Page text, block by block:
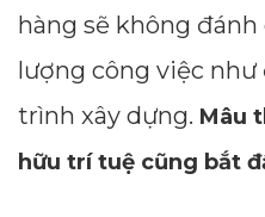
hàng sẽ không
lượng công việc
trình xây dựng. Mâu
hữu trí tuệ cũng bắt